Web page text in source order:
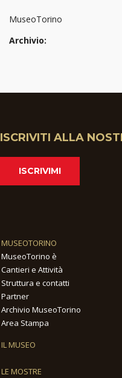
MuseoTorino
Archivio:
ISCRIVITI ALLA
ISCRIVIMI
MUSEOTORINO
MuseoTorino è
Cantieri e Attività
Struttura e contatti
Partner
Archivio MuseoTorino
Area Stampa
IL MUSEO
LE MOSTRE